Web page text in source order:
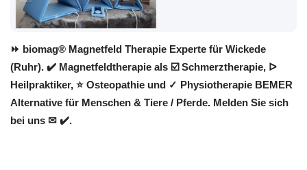
⏩ biomag® Magnetfeld Therapie Experte für Wickede
(Ruhr). ✔️ Magnetfeldtherapie als ☑️ Schmerztherapie, ᐅ
Heilpraktiker, ⭐ Osteopathie und ✓ Physiotherapie BEMER
Alternative für Menschen & Tiere / Pferde. Melden Sie sich
bei uns ✉ ✔️.